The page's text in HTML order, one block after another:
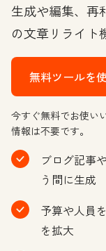
生成や編集、再
の文章リライト
無料ツールを
今すぐ無料でお使い
情報は不要です。
ブログ記事
う間に生成
予算や人員
を拡大